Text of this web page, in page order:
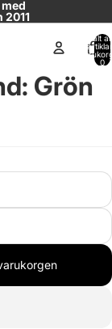
2011
Totalt
0
Grön